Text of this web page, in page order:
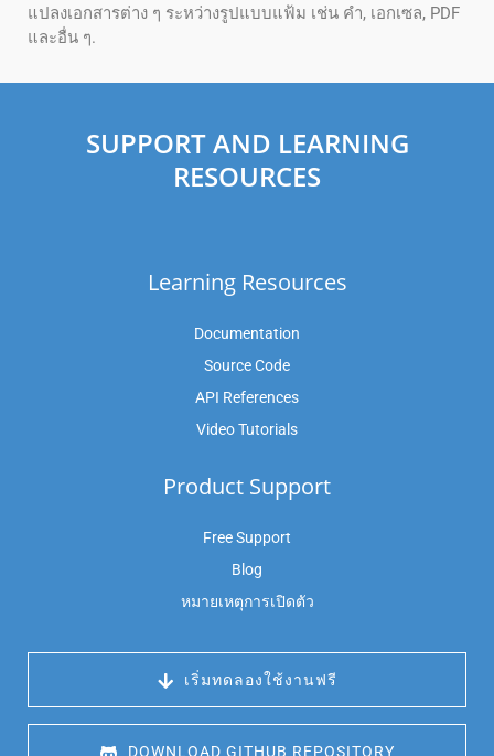
แปลงเอกสารต่าง ๆ ระหว่างรูปแบบแฟ้ม เช่น คํา, เอกเซล, PDF
และอื่น ๆ.
SUPPORT AND LEARNING
RESOURCES
Learning Resources
Documentation
Source Code
API References
Video Tutorials
Product Support
Free Support
Blog
หมายเหตุการเปิดตัว
เริ่มทดลองใช้งานฟรี
DOWNLOAD GITHUB REPOSITORY